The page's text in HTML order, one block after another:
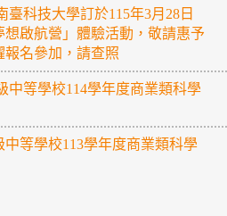
科技大學訂於115年3月28日
想啟航營」體驗活動，敬請惠予
名參加，請查照
中等學校114學年度商業類科學
等學校113學年度商業類科學